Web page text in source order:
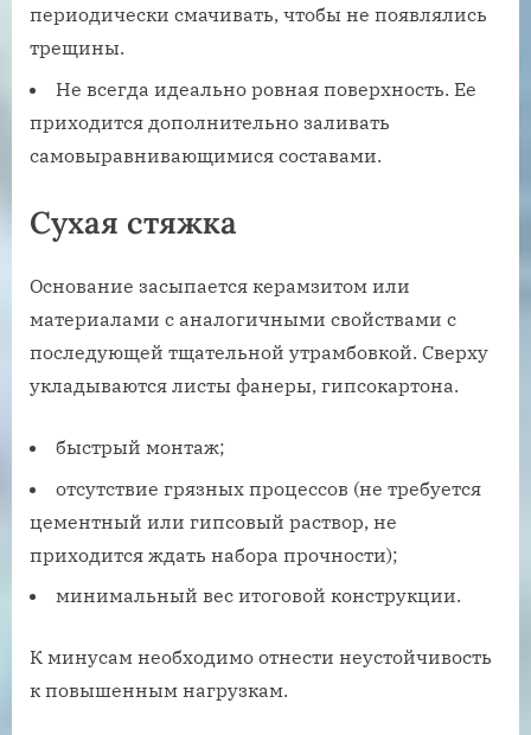
периодически смачивать, чтобы не появлялись
трещины.
Не всегда идеально ровная поверхность. Ее
приходится дополнительно заливать
самовыравнивающимися составами.
Сухая стяжка
Основание засыпается керамзитом или
материалами с аналогичными свойствами с
последующей тщательной утрамбовкой. Сверху
укладываются листы фанеры, гипсокартона.
быстрый монтаж;
отсутствие грязных процессов (не требуется
цементный или гипсовый раствор, не
приходится ждать набора прочности);
минимальный вес итоговой конструкции.
К минусам необходимо отнести неустойчивость
к повышенным нагрузкам.